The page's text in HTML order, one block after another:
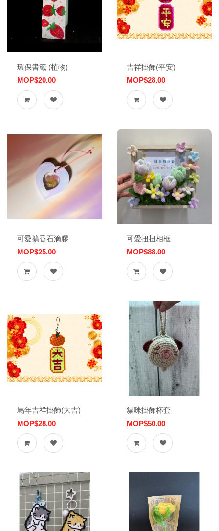
環保書籤 (植物)
MOP$20.00
吉祥掛飾(平安)
MOP$28.00
可愛擴香石滴膠
MOP$25.00
可愛扭扭相框
MOP$88.00
馬年吉祥掛飾(大吉)
MOP$28.00
貓咪掛飾杯套
MOP$50.00